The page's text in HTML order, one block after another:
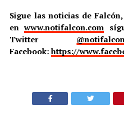
Sigue las noticias de
enwww.notifalcon.com
Twitter
Facebook:https://